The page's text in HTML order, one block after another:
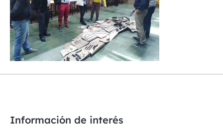
Información de interés